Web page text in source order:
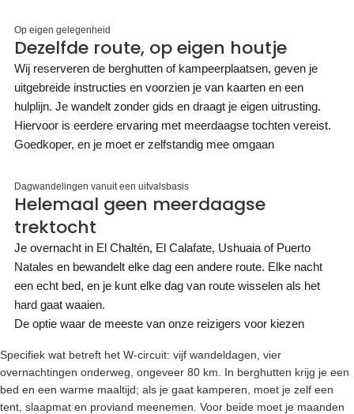
Op eigen gelegenheid
Dezelfde route, op eigen houtje
Wij reserveren de berghutten of kampeerplaatsen, geven je
uitgebreide instructies en voorzien je van kaarten en een
hulplijn. Je wandelt zonder gids en draagt je eigen uitrusting.
Hiervoor is eerdere ervaring met meerdaagse tochten vereist.
Goedkoper, en je moet er zelfstandig mee omgaan
Dagwandelingen vanuit een uitvalsbasis
Helemaal geen meerdaagse
trektocht
Je overnacht in El Chaltén, El Calafate, Ushuaia of Puerto
Natales en bewandelt elke dag een andere route. Elke nacht
een echt bed, en je kunt elke dag van route wisselen als het
hard gaat waaien.
De optie waar de meeste van onze reizigers voor kiezen
Specifiek wat betreft het W-circuit: vijf wandeldagen, vier
overnachtingen onderweg, ongeveer 80 km. In berghutten krijg je een
bed en een warme maaltijd; als je gaat kamperen, moet je zelf een
tent, slaapmat en proviand meenemen. Voor beide moet je maanden